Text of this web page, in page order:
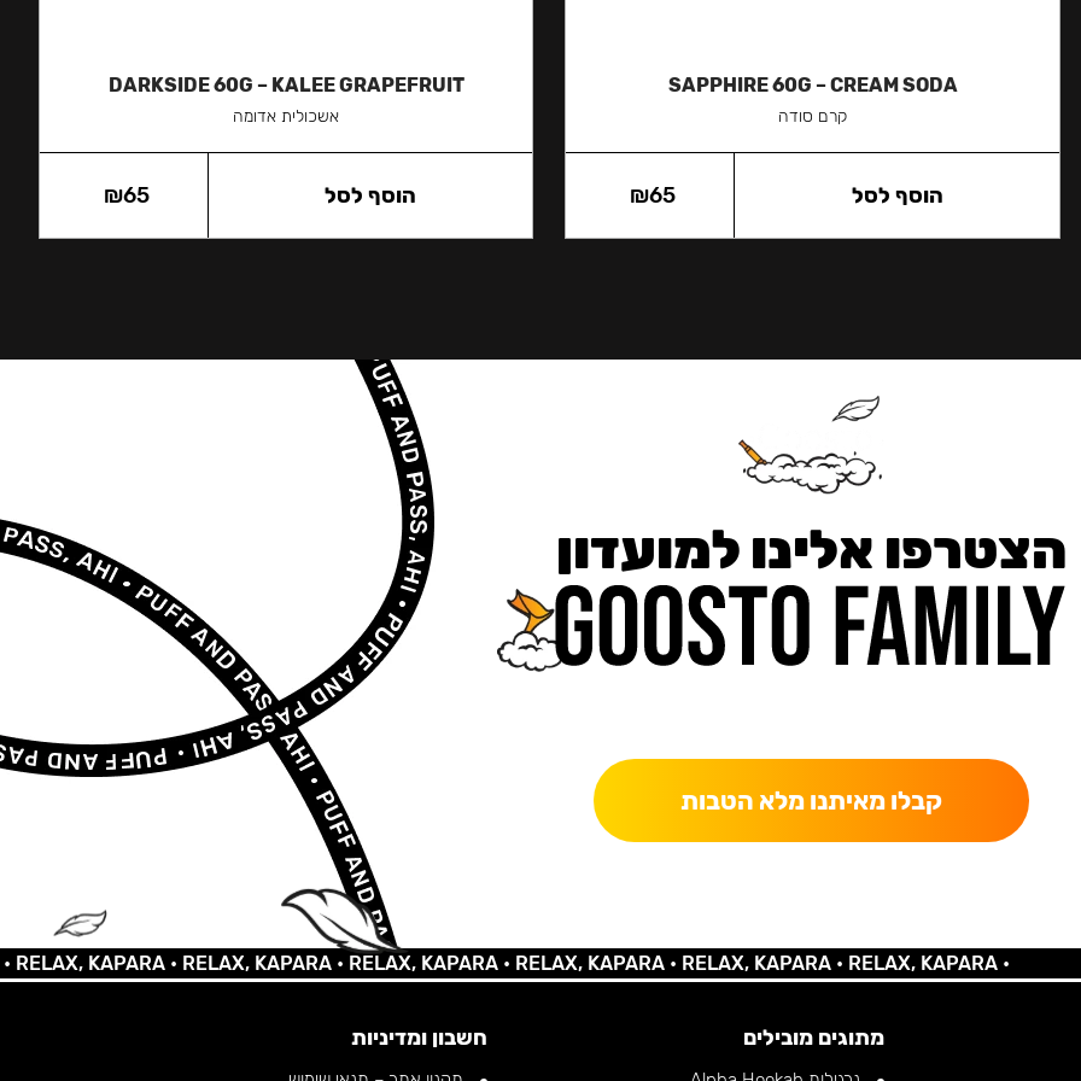
SAPPHIRE 60G – CREAM SODA
קרם סודה
₪65 הוסף לסל
DARKSIDE 60G – KALEE GRAPEFRUIT
אשכולית אדומה
₪65 הוסף לסל
הצטרפו אלינו למועדון
קבלו מאיתנו מלא הטבות
KAPARA •RELAX, KAPARA •RELAX, KAPARA •RELAX, KAPARA •RELAX, KAPARA •RELAX, KAPARA •
מתוגים מובילים חשבון ומדיניות